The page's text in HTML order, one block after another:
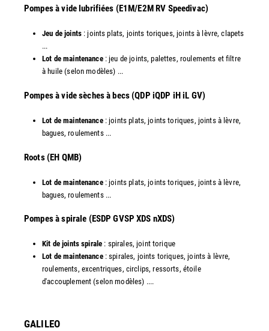
Pompes à vide lubrifiées (E1M/E2M RV Speedivac)
Jeu de joints: joints plats, joints toriques, joints à lèvre, clapets
...
Lot de maintenance: jeu de joints, palettes, roulements et filtre
à huile (selon modèles) ...
​Pompes à vide sèches à becs (QDP iQDP iH iL GV)
Lot de maintenance: joints plats, joints toriques, joints à lèvre,
bagues, roulements ...
Roots (EH QMB)
Lot de maintenance : joints plats, joints toriques, joints à lèvre,
bagues, roulements ...
​Pompes à spirale (ESDP GVSP XDS nXDS)
Kit de joints spirale : spirales, joint torique
Lot de maintenance: spirales, joints toriques, joints à lèvre,
roulements, excentriques, circlips, ressorts, étoile
d'accouplement (selon modèles) ....​
GALILEO